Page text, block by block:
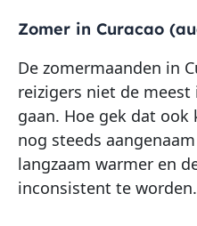
Zomer in Curacao
De zomermaanden in
reizigers niet de
gaan. Hoe gek dat
nog steeds
langzaam warmer en
inconsistent te worden.